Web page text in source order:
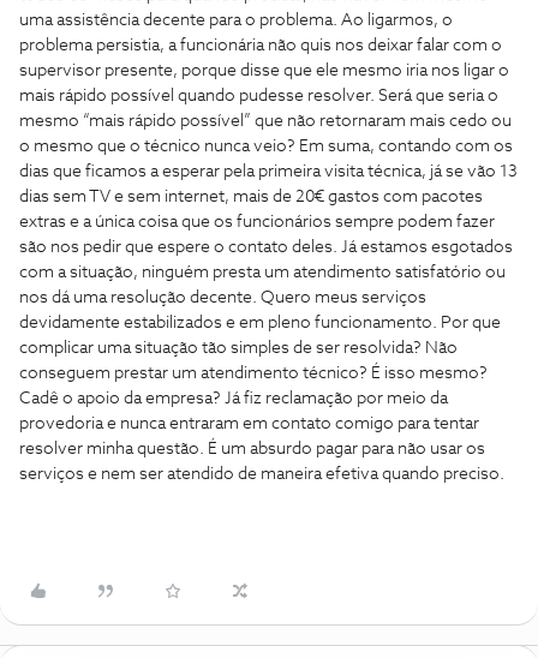
uma assistência decente para o problema. Ao ligarmos, o
problema persistia, a funcionária não quis nos deixar falar com o
supervisor presente, porque disse que ele mesmo iria nos ligar o
mais rápido possível quando pudesse resolver. Será que seria o
mesmo “mais rápido possível” que não retornaram mais cedo ou
o mesmo que o técnico nunca veio? Em suma, contando com os
dias que ficamos a esperar pela primeira visita técnica, já se vão 13
dias sem TV e sem internet, mais de 20€ gastos com pacotes
extras e a única coisa que os funcionários sempre podem fazer
são nos pedir que espere o contato deles. Já estamos esgotados
com a situação, ninguém presta um atendimento satisfatório ou
nos dá uma resolução decente. Quero meus serviços
devidamente estabilizados e em pleno funcionamento. Por que
complicar uma situação tão simples de ser resolvida? Não
conseguem prestar um atendimento técnico? É isso mesmo?
Cadê o apoio da empresa? Já fiz reclamação por meio da
provedoria e nunca entraram em contato comigo para tentar
resolver minha questão. É um absurdo pagar para não usar os
serviços e nem ser atendido de maneira efetiva quando preciso.